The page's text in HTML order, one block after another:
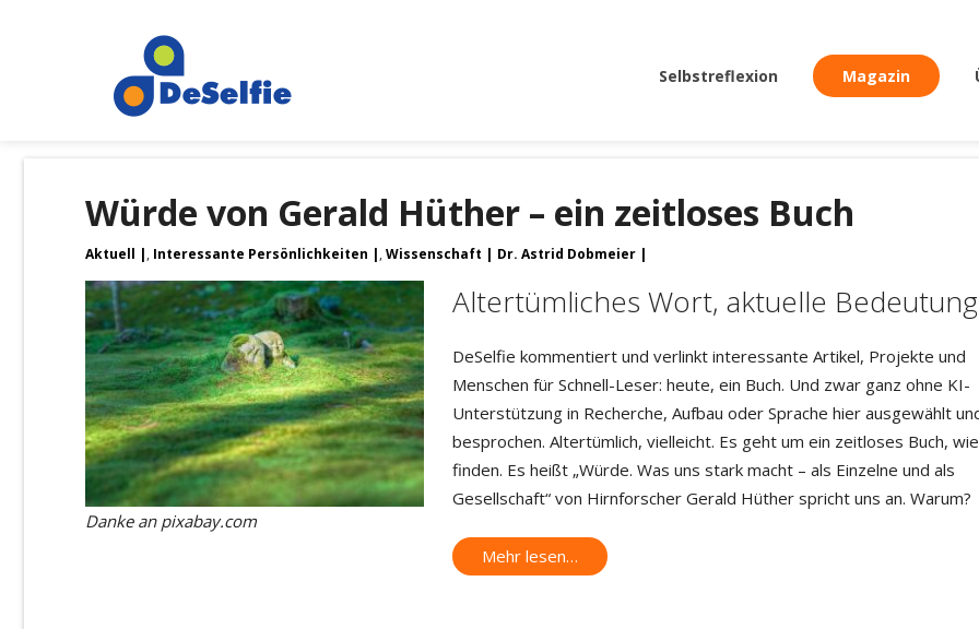
Selbstreflexion Magazin
Würde von Gerald Hüther – ein zeitloses Buch
Aktuell , Interessante Persönlichkeiten , Wissenschaft Dr. Astrid Dobmeier
Danke an pixabay.com
Altertümliches Wort, aktuelle Bedeutung
DeSelfie kommentiert und verlinkt interessante Artikel, Projekte und
Menschen für Schnell-Leser: heute, ein Buch. Und zwar ganz ohne KI-
Unterstützung in Recherche, Aufbau oder Sprache hier ausgewählt
besprochen. Altertümlich, vielleicht. Es geht um ein zeitloses Buch,
finden. Es heißt „Würde. Was uns stark macht – als Einzelne und als
Gesellschaft“ von Hirnforscher Gerald Hüther spricht uns an. Warum?
Mehr lesen…